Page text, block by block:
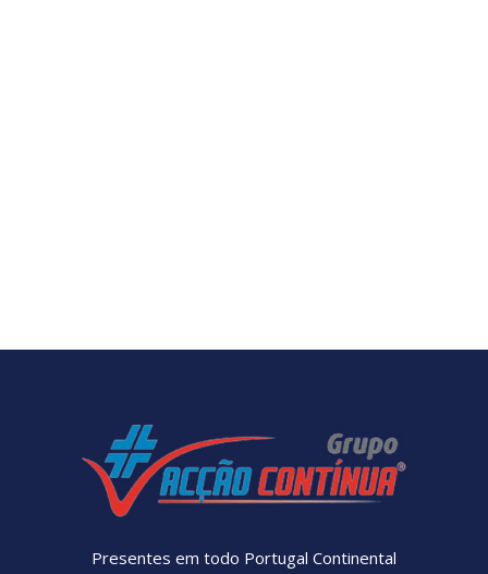
Presentes em todo Portugal Continental